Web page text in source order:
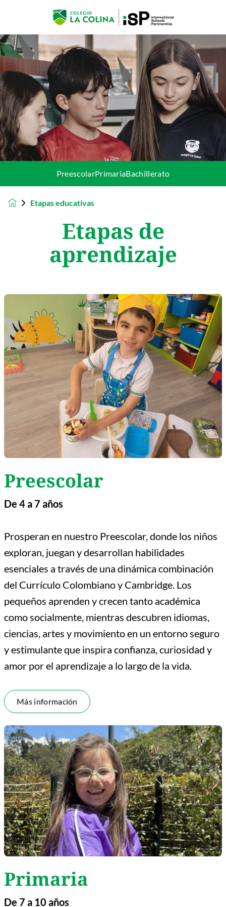
PreescolarPrimariaBachillerato
Etapas educativas
Etapas de
aprendizaje
Preescolar
De 4 a 7 años
Prosperan en nuestro Preescolar, donde los niños
exploran, juegan y desarrollan habilidades
esenciales a través de una dinámica combinación
del Currículo Colombiano y Cambridge. Los
pequeños aprenden y crecen tanto académica
como socialmente, mientras descubren idiomas,
ciencias, artes y movimiento en un entorno seguro
y estimulante que inspira confianza, curiosidad y
amor por el aprendizaje a lo largo de la vida.
Más información
Primaria
De 7 a 10 años